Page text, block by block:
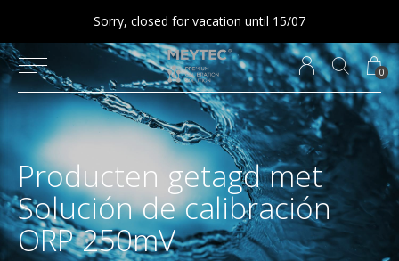
0
Sorry, closed for vacation until 15/07
Producten getagd met
Solución de calibración
ORP 250mV